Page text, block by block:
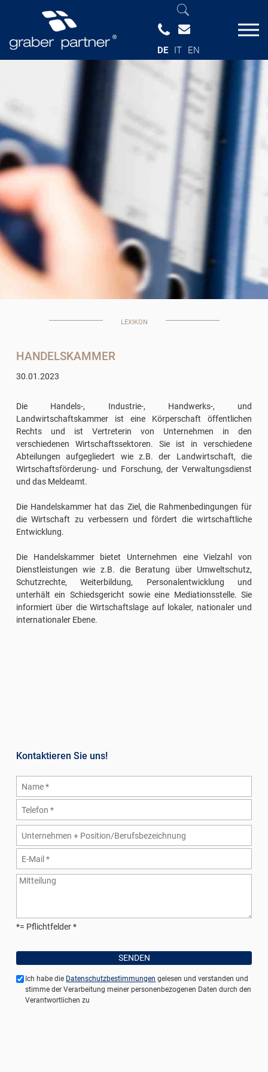
DE IT EN
LEXIKON
HANDELSKAMMER
30.01.2023
Die Handels-, Industrie-, Handwerks-, und
Landwirtschaftskammer ist eine Körperschaft öffentlichen
Rechts und ist Vertreterin von Unternehmen in den
verschiedenen Wirtschaftssektoren. Sie ist in verschiedene
Abteilungen aufgegliedert wie z.B. der Landwirtschaft, die
Wirtschaftsförderung- und Forschung, der Verwaltungsdienst
und das Meldeamt.
Die Handelskammer hat das Ziel, die Rahmenbedingungen für
die Wirtschaft zu verbessern und fördert die wirtschaftliche
Entwicklung.
Die Handelskammer bietet Unternehmen eine Vielzahl von
Dienstleistungen wie z.B. die Beratung über Umweltschutz,
Schutzrechte, Weiterbildung, Personalentwicklung und
unterhält ein Schiedsgericht sowie eine Mediationsstelle. Sie
informiert über die Wirtschaftslage auf lokaler, nationaler und
internationaler Ebene.
Kontaktieren Sie uns!
*= Pflichtfelder
Ich habe die Datenschutzbestimmungen gelesen und verstanden und
stimme der Verarbeitung meiner personenbezogenen Daten durch den
Verantwortlichen zu